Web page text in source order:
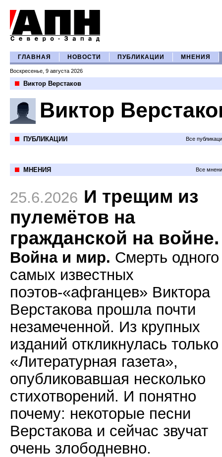
ГЛАВНАЯ НОВОСТИ ПУБЛИКАЦИИ МНЕНИЯ
Воскресенье, 9 августа 2026
Виктор Верстаков
Виктор
ПУБЛИКАЦИИ Все
МНЕНИЯ Все
25.6.2026 И трещим из
пулемётов на
гражданской на войне.
Война и мир. Смерть одного
самых известных
поэтов-«афганцев» Виктора
Верстакова прошла почти
незамеченной. Из крупных
изданий откликнулась только
«Литературная газета»,
опубликовавшая несколько
стихотворений. И понятно
почему: некоторые песни
Верстакова и сейчас звучат
очень злободневно.